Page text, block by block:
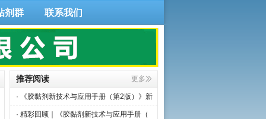
剂群 联系我们
推荐阅读 更多
· 《胶黏剂新技术与应用手册（第2版）》新
· 精彩回顾｜《胶黏剂新技术与应用手册（